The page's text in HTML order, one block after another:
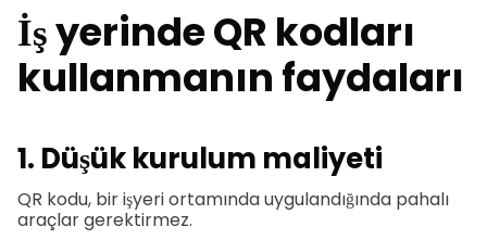
İş yerinde QR kodları
kullanmanın faydaları
1. Düşük kurulum maliyeti
QR kodu, bir işyeri ortamında uygulandığında pahalı
araçlar gerektirmez.